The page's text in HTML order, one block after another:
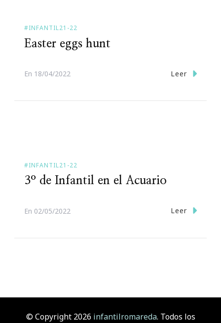
#INFANTIL21-22
Easter eggs hunt
En 18/04/2022 Leer
#INFANTIL21-22
3º de Infantil en el Acuario
En 02/05/2022 Leer
© Copyright 2026 infantilromareda. Todos los